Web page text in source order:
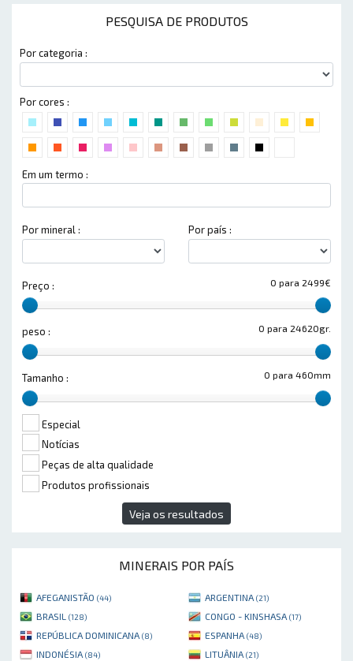
PESQUISA DE PRODUTOS
Por categoria :
Por cores :
Em um termo :
Por mineral : Por país :
0 para 2499€
Preço :
0 para 24620gr.
peso :
0 para 460mm
Tamanho :
Especial
Notícias
Peças de alta qualidade
Produtos profissionais
Veja os resultados
MINERAIS POR PAÍS
AFEGANISTÃO (44) ARGENTINA (21)
BRASIL (128) CONGO - KINSHASA (17)
REPÚBLICA DOMINICANA (8) ESPANHA (48)
INDONÉSIA (84) LITUÂNIA (21)